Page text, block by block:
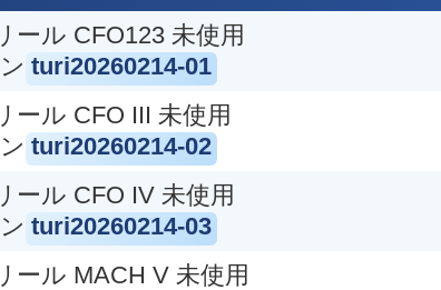
お買取目安 12,000円
格クーポン【g-turi20240901
ール CFO123 未使用
turi20260214-01
ール CFO III 未使用
turi20260214-02
ール CFO IV 未使用
turi20260214-03
ール MACH V 未使用